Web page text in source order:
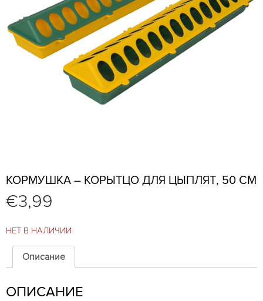
КОРМУШКА – КОРЫТЦО ДЛЯ ЦЫПЛЯТ, 50 СМ
€3,99
НЕТ В НАЛИЧИИ
Описание
ОПИСАНИЕ